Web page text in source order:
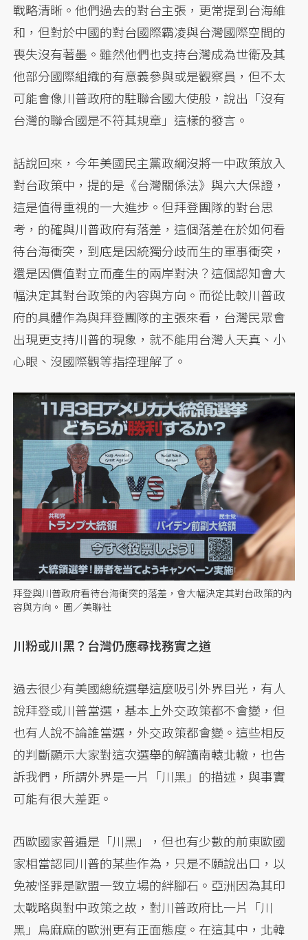
戰略清晰。他們過去的對台主張，更常提到台海維
和，但對於中國的對台國際霸凌與台灣國際空間的
喪失沒有著墨。雖然他們也支持台灣成為世衛及其
他部分國際組織的有意義參與或是觀察員，但不太
可能會像川普政府的駐聯合國大使般，說出「沒有
台灣的聯合國是不符其規章」這樣的發言。
話說回來，今年美國民主黨政綱沒將一中政策放入
對台政策中，提的是《台灣關係法》與六大保證，
這是值得重視的一大進步。但拜登團隊的對台思
考，的確與川普政府有落差，這個落差在於如何看
待台海衝突，到底是因統獨分歧而生的軍事衝突，
還是因價值對立而產生的兩岸對決？這個認知會大
幅決定其對台政策的內容與方向。而從比較川普政
府的具體作為與拜登團隊的主張來看，台灣民眾會
出現更支持川普的現象，就不能用台灣人天真、小
心眼、沒國際觀等指控理解了。
拜登與川普政府看待台海衝突的落差，會大幅決定其對台政策的內
容與方向。 圖／美聯社
川粉或川黑？台灣仍應尋找務實之道
過去很少有美國總統選舉這麼吸引外界目光，有人
說拜登或川普當選，基本上外交政策都不會變，但
也有人說不論誰當選，外交政策都會變。這些相反
的判斷顯示大家對這次選舉的解讀南轅北轍，也告
訴我們，所謂外界是一片「川黑」的描述，與事實
可能有很大差距。
西歐國家普遍是「川黑」，但也有少數的前東歐國
家相當認同川普的某些作為，只是不願說出口，以
免被怪罪是歐盟一致立場的絆腳石。亞洲因為其印
太戰略與對中政策之故，對川普政府比一片「川
黑」烏麻麻的歐洲更有正面態度。在這其中，北韓